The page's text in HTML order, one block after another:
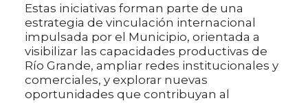
Estas iniciativas forman parte de una
estrategia de vinculación internacional
impulsada por el Municipio, orientada a
visibilizar las capacidades productivas de
Río Grande, ampliar redes institucionales y
comerciales, y explorar nuevas
oportunidades que contribuyan al